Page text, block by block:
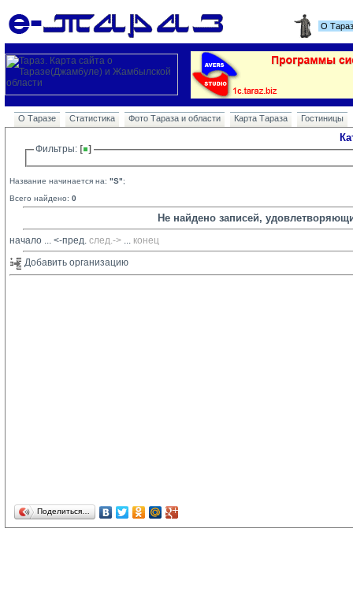
О
О Таразе Статистика Фото Тараза и области Карта Тараза Гостиницы
Фильтры:
Название начинается на: "S";
Всего найдено: 0
Не найдено записей,
начало ... <-пред. след.-> ... конец
Добавить организацию
Поделиться…